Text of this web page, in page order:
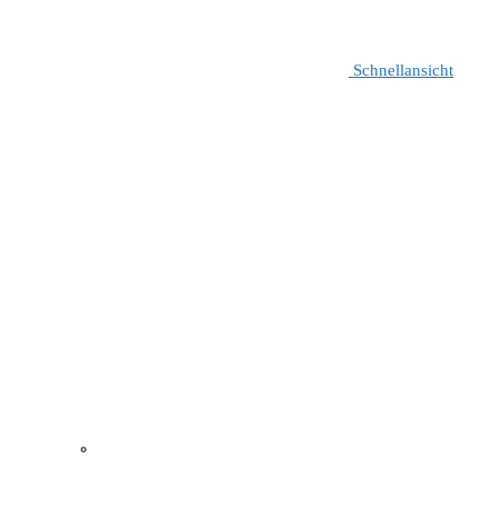
Schnellansicht